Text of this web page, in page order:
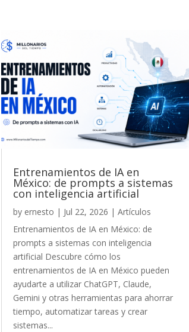
Entrenamientos de IA en
México: de prompts a sistemas
con inteligencia artificial
by ernesto | Jul 22, 2026 | Artículos
Entrenamientos de IA en México: de
prompts a sistemas con inteligencia
artificial Descubre cómo los
entrenamientos de IA en México pueden
ayudarte a utilizar ChatGPT, Claude,
Gemini y otras herramientas para ahorrar
tiempo, automatizar tareas y crear
sistemas...